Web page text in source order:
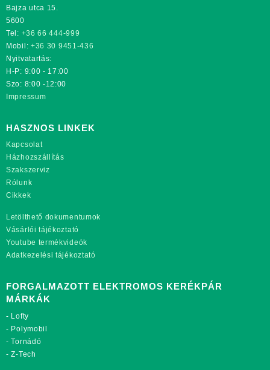
Bajza utca 15.
5600
Tel: +36 66 444-999
Mobil: +36 30 9451-436
Nyitvatartás:
H-P: 9:00 - 17:00
Szo: 8:00 -12:00
Impressum
HASZNOS LINKEK
Kapcsolat
Házhozszállítás
Szakszerviz
Rólunk
Cikkek
Letölthető dokumentumok
Vásárlói tájékoztató
Youtube termékvideók
Adatkezelési tájékoztató
FORGALMAZOTT ELEKTROMOS KERÉKPÁR
MÁRKÁK
- Lofty
- Polymobil
-Tornádó
-Z-Tech